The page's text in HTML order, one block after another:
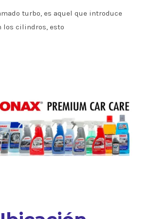
turbo, es aquel que introduce
los cilindros, esto